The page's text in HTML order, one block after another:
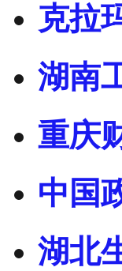
克拉
湖南
重庆
中国
湖北